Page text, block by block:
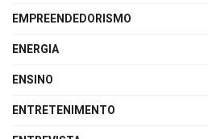
EMPREENDEDORISMO
ENERGIA
ENSINO
ENTRETENIMENTO